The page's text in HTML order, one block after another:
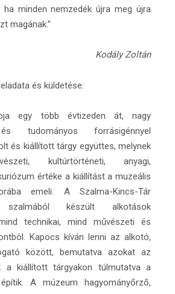
ha minden nemzedék újra meg újra
magának.”
Kodály Zoltán
és küldetése:
egy több évtizeden át, nagy
tudományos forrásigénnyel
és kiállított tárgy együttes, melynek
kultúrtörténeti, anyagi,
értéke a kiállítást a muzeális
emeli. A Szalma-Kincs-Tár
készült alkotások
technikai, mind művészeti és
Kapocs kíván lenni az alkotó,
között, bemutatva azokat az
a kiállított tárgyakon túlmutatva a
A múzeum hagyományőrző,